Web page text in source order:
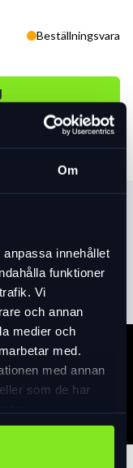
Om
innehållet
funktioner
Vi
och annan
medier och
med.
med annan
som de har
Beställningsvara